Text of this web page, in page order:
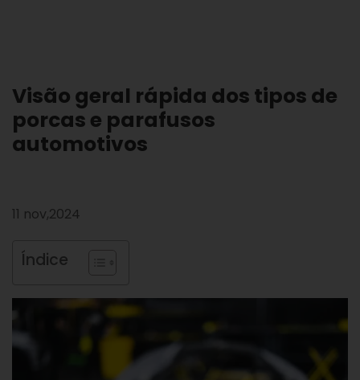
Visão geral rápida dos tipos de
porcas e parafusos
automotivos
11 nov,2024
Índice